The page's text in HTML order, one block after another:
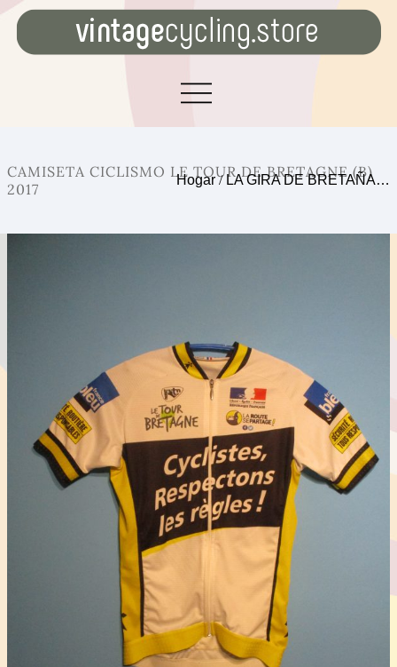
CAMISETA CICLISMO LE TOUR DE BRETAGNE (B)
2017
Hogar/ LA GIRA DE BRETAÑA…